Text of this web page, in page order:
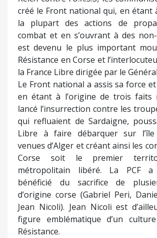
créé le Front national qui, en étant
la plupart des actions de
combat et en s’ouvrant à des
est devenu le plus important
Résistance en Corse et
la France Libre dirigée par le
Le Front national a assis sa force
en étant à l’origine de trois faits
lancé l’insurrection contre les
qui refluaient de Sardaigne,
Libre à faire débarquer sur
venues d’Alger et créant ainsi les
Corse soit le premier
métropolitain libéré. La PCF
bénéficié du sacrifice de
d’origine corse (Gabriel Peri,
Jean Nicoli). Jean Nicoli est
figure emblématique d’un
Résistance.